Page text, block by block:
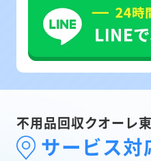
不用品回収クオーレ
サービス対